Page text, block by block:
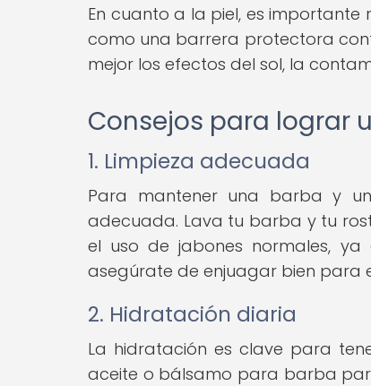
En cuanto a la piel, es
como una barrera protectora
mejor los efectos del sol, la
Consejos para lograr
1. Limpieza adecuada
Para mantener una barba y
adecuada. Lava tu barba y tu
el uso de jabones normales,
asegúrate de enjuagar bien para
2. Hidratación diaria
La hidratación es clave para
aceite o bálsamo para barba